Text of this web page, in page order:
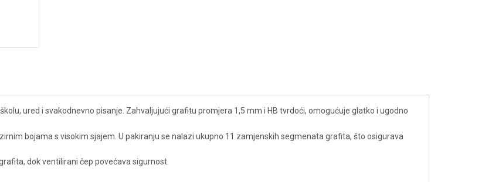
ured i svakodnevno pisanje. Zahvaljujući grafitu promjera 1,5 mm i HB tvrdoći, omogućuje glatko i ugodno
bojama s visokim sjajem. U pakiranju se nalazi ukupno 11 zamjenskih segmenata grafita, što osigurava
dok ventilirani čep povećava sigurnost.